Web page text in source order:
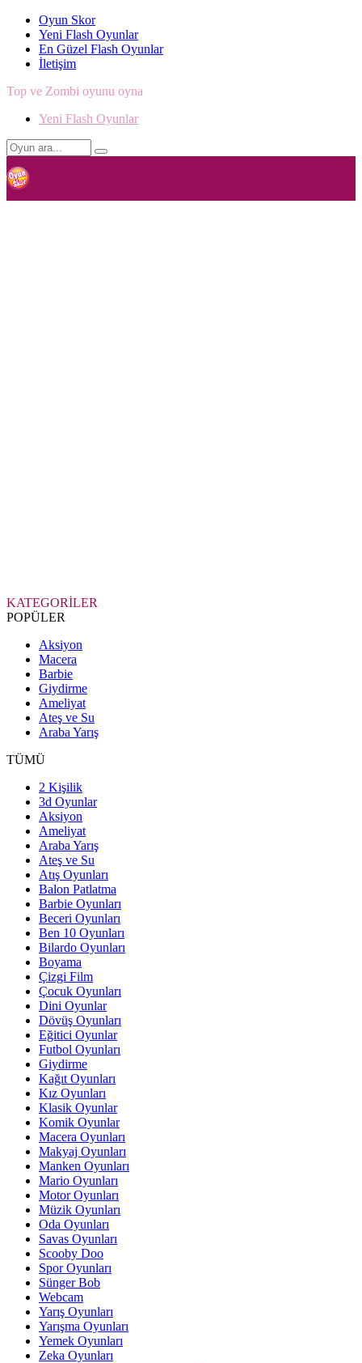
Oyun Skor
Yeni Flash Oyunlar
En Güzel Flash Oyunlar
İletişim
Top ve Zombi oyunu oyna
Yeni Flash Oyunlar
KATEGORİLER
POPÜLER
Aksiyon
Macera
Barbie
Giydirme
Ameliyat
Ateş ve Su
Araba Yarış
TÜMÜ
2 Kişilik
3d Oyunlar
Aksiyon
Ameliyat
Araba Yarış
Ateş ve Su
Atış Oyunları
Balon Patlatma
Barbie Oyunları
Beceri Oyunları
Ben 10 Oyunları
Bilardo Oyunları
Boyama
Çizgi Film
Çocuk Oyunları
Dini Oyunlar
Dövüş Oyunları
Eğitici Oyunlar
Futbol Oyunları
Giydirme
Kağıt Oyunları
Kız Oyunları
Klasik Oyunlar
Komik Oyunlar
Macera Oyunları
Makyaj Oyunları
Manken Oyunları
Mario Oyunları
Motor Oyunları
Müzik Oyunları
Oda Oyunları
Savas Oyunları
Scooby Doo
Spor Oyunları
Sünger Bob
Webcam
Yarış Oyunları
Yarışma Oyunları
Yemek Oyunları
Zeka Oyunları